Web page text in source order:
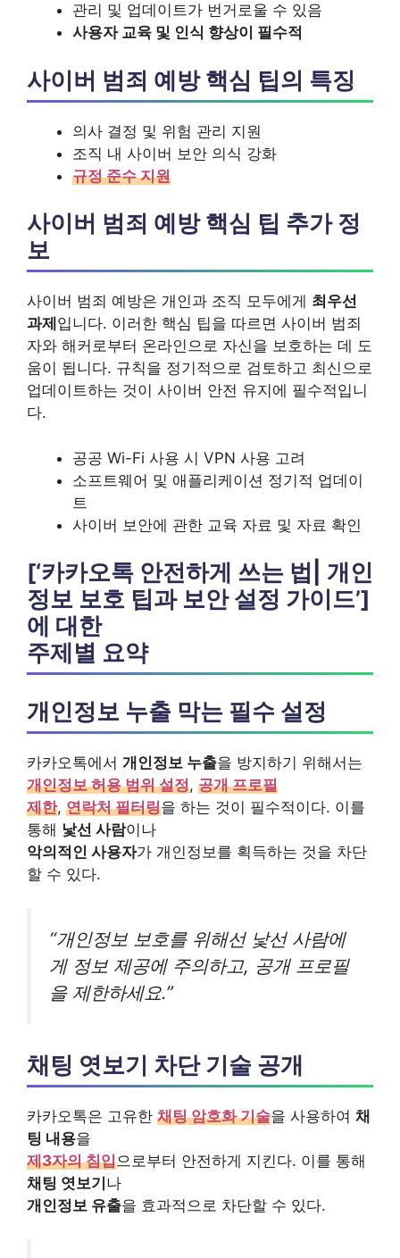
관리 및 업데이트가 번거로울 수 있음
사용자 교육 및 인식 향상이 필수적
사이버 범죄 예방 핵심 팁의 특징
의사 결정 및 위험 관리 지원
조직 내 사이버 보안 의식 강화
규정 준수 지원
사이버 범죄 예방 핵심 팁 추가 정
보
사이버 범죄 예방은 개인과 조직 모두에게 최우선
과제 입니다. 이러한 핵심 팁을 따르면 사이버 범죄
자와 해커로부터 온라인으로 자신을 보호하는 데 도
움이 됩니다. 규칙을 정기적으로 검토하고 최신으로
업데이트하는 것이 사이버 안전 유지에 필수적입니
다.
공공 Wi-Fi 사용 시 VPN 사용 고려
소프트웨어 및 애플리케이션 정기적 업데이
트
사이버 보안에 관한 교육 자료 및 자료 확인
[‘카카오톡 안전하게 쓰는 법| 개인
정보 보호 팁과 보안 설정 가이드’]
에 대한
주제별 요약
개인정보 누출 막는 필수 설정
카카오톡에서 개인정보 누출을 방지하기 위해서는
개인정보 허용 범위 설정, 공개 프로필
제한, 연락처 필터링을 하는 것이 필수적이다. 이를
통해 낯선 사람이나
악의적인 사용자가 개인정보를 획득하는 것을 차단
할 수 있다.
“개인정보 보호를 위해선 낯선 사람에
게 정보 제공에 주의하고, 공개 프로필
을 제한하세요.”
채팅 엿보기 차단 기술 공개
카카오톡은 고유한 채팅 암호화 기술을 사용하여 채
팅 내용을
제3자의 침입으로부터 안전하게 지킨다. 이를 통해
채팅 엿보기나
개인정보 유출을 효과적으로 차단할 수 있다.